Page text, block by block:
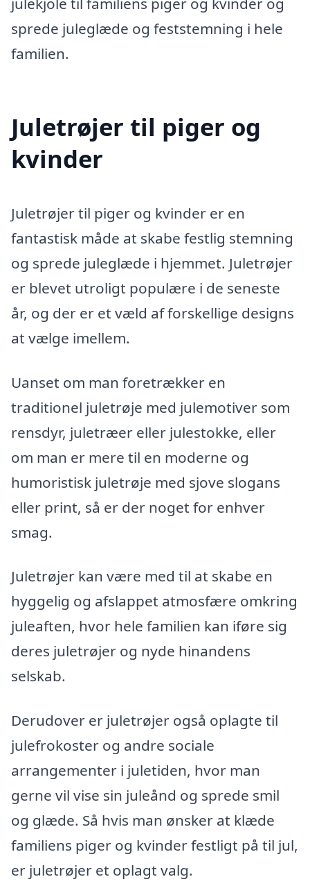
sprede juleglæde og feststemning i hele
familien.
Juletrøjer til piger og
kvinder
Juletrøjer til piger og kvinder er en
fantastisk måde at skabe festlig stemning
og sprede juleglæde i hjemmet. Juletrøjer
er blevet utroligt populære i de seneste
år, og der er et væld af forskellige designs
at vælge imellem.
Uanset om man foretrækker en
traditionel juletrøje med julemotiver som
rensdyr, juletræer eller julestokke, eller
om man er mere til en moderne og
humoristisk juletrøje med sjove slogans
eller print, så er der noget for enhver
smag.
Juletrøjer kan være med til at skabe en
hyggelig og afslappet atmosfære omkring
juleaften, hvor hele familien kan iføre sig
deres juletrøjer og nyde hinandens
selskab.
Derudover er juletrøjer også oplagte til
julefrokoster og andre sociale
arrangementer i juletiden, hvor man
gerne vil vise sin juleånd og sprede smil
og glæde. Så hvis man ønsker at klæde
familiens piger og kvinder festligt på til jul,
er juletrøjer et oplagt valg.